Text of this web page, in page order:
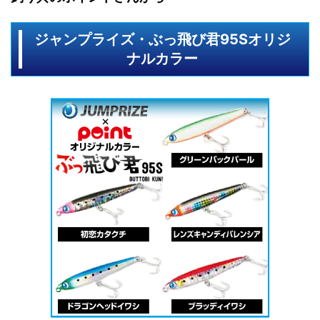
ジャンプライズ・ぶっ飛び君95Sオリジ
ナルカラー